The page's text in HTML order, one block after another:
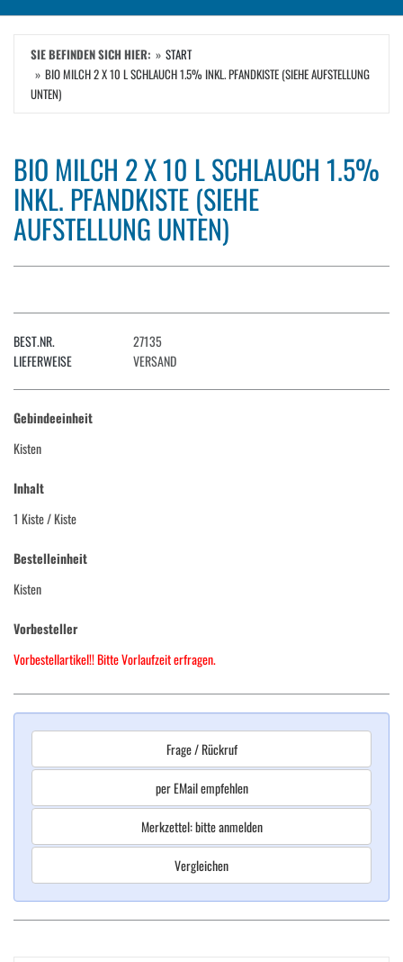
SIE BEFINDEN SICH HIER:
START
BIO MILCH 2 X 10 L SCHLAUCH 1.5% INKL. PFANDKISTE (SIEHE AUFSTELLUNG
UNTEN)
BIO MILCH 2 X 10 L SCHLAUCH 1.5%
INKL. PFANDKISTE (SIEHE
AUFSTELLUNG UNTEN)
BEST.NR.
27135
LIEFERWEISE
VERSAND
Gebindeeinheit
Kisten
Inhalt
1 Kiste/ Kiste
Bestelleinheit
Kisten
Vorbesteller
Vorbestellartikel!! Bitte Vorlaufzeit erfragen.
Frage / Rückruf
per EMail empfehlen
Merkzettel: bitte anmelden
Vergleichen